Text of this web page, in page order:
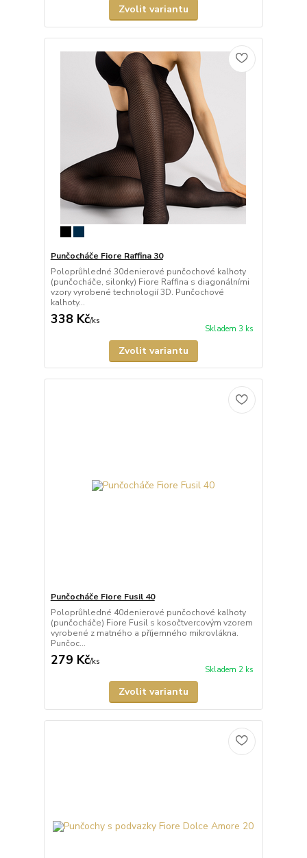
Zvolit variantu
Punčocháče Fiore Raffina 30
Poloprůhledné 30denierové punčochové kalhoty
(punčocháče, silonky) Fiore Raffina s diagonálními
vzory vyrobené technologií 3D. Punčochové
kalhoty...
338 Kč/ks
Skladem 3 ks
Zvolit variantu
Punčocháče Fiore Fusil 40
Poloprůhledné 40denierové punčochové kalhoty
(punčocháče) Fiore Fusil s kosočtvercovým vzorem
vyrobené z matného a příjemného mikrovlákna.
Punčoc...
279 Kč/ks
Skladem 2 ks
Zvolit variantu